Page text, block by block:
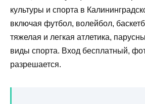
культуры и спорта в
включая футбол, волейбол,
тяжелая и легкая атлетика,
виды спорта. Вход бесплатный,
разрешается.